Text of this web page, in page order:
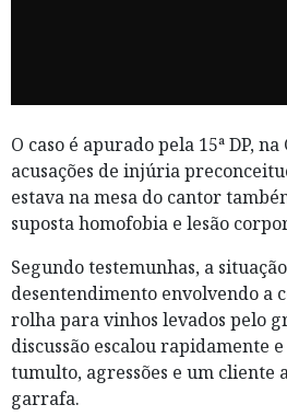
O caso é apurado pela 15ª DP,
acusações de injúria
estava na mesa do cantor
suposta homofobia e lesão
Segundo testemunhas, a
desentendimento envolvendo a
rolha para vinhos levados pelo
discussão escalou rapidamente
tumulto, agressões e um cliente
garrafa.